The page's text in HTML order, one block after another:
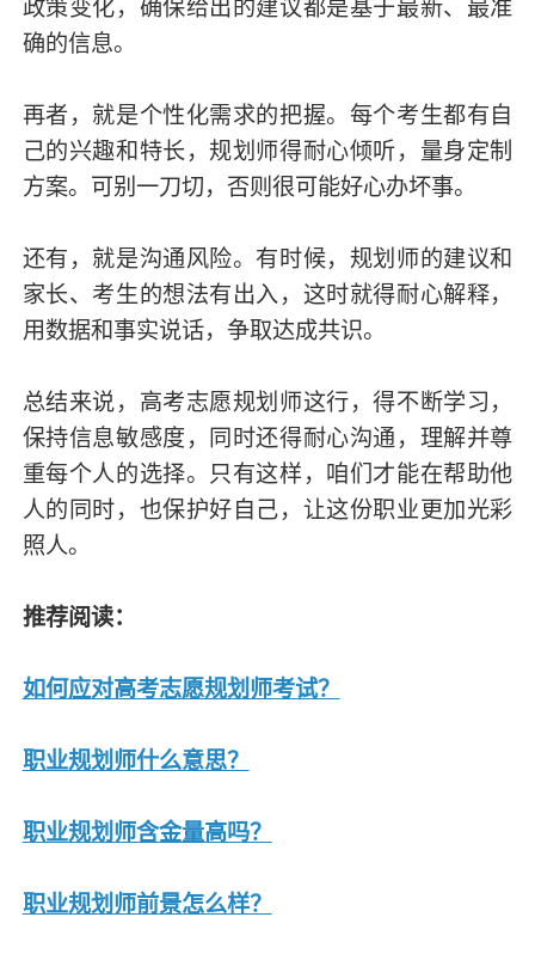
政策变化，确保给出的建议都是基于最新、最准
确的信息。
再者，就是个性化需求的把握。每个考生都有自
己的兴趣和特长，规划师得耐心倾听，量身定制
方案。可别一刀切，否则很可能好心办坏事。
还有，就是沟通风险。有时候，规划师的建议和
家长、考生的想法有出入，这时就得耐心解释，
用数据和事实说话，争取达成共识。
总结来说，高考志愿规划师这行，得不断学习，
保持信息敏感度，同时还得耐心沟通，理解并尊
重每个人的选择。只有这样，咱们才能在帮助他
人的同时，也保护好自己，让这份职业更加光彩
照人。
推荐阅读：
如何应对高考志愿规划师考试？
职业规划师什么意思？
职业规划师含金量高吗？
职业规划师前景怎么样？